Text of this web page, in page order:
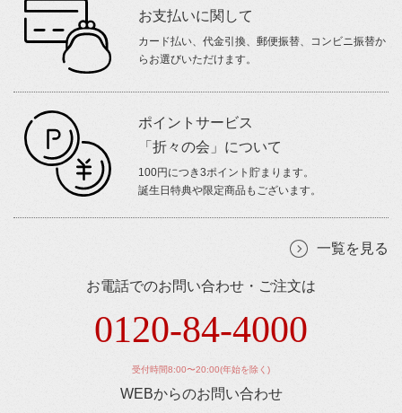
お支払いに関して
カード払い、代金引換、郵便振替、コンビニ振替か
らお選びいただけます。
ポイントサービス
「折々の会」について
100円につき3ポイント貯まります。
誕生日特典や限定商品もございます。
一覧を見る
お電話でのお問い合わせ・ご注文は
0120-84-4000
受付時間8:00〜20:00(年始を除く)
WEBからのお問い合わせ